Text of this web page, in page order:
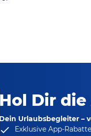
Hol Dir die
Dein Urlaubsbegleiter –
Exklusive App-Rabatte